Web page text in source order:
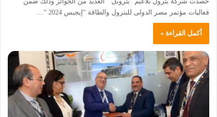
فعاليات مؤتمر مصر الدولى للبترول والطاقة “إيجبس 2024 “…
أكمل القراءة »